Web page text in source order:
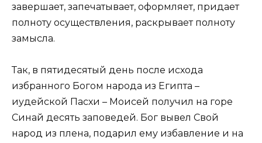
завершает, запечатывает, оформляет, придает
полноту осуществления, раскрывает полноту
замысла.
Так, в пятидесятый день после исхода
избранного Богом народа из Египта –
иудейской Пасхи – Моисей получил на горе
Синай десять заповедей. Бог вывел Свой
народ из плена, подарил ему избавление и на